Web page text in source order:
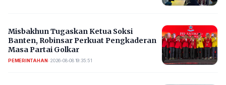
Misbakhun Tugaskan Ketua Soksi
Banten, Robinsar Perkuat Pengkaderan
Masa Partai Golkar
PEMERINTAHAN• 2026-08-08 19:35:51